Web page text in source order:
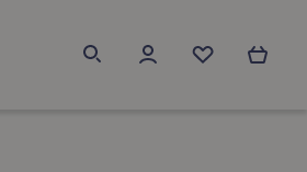
Du hast 0